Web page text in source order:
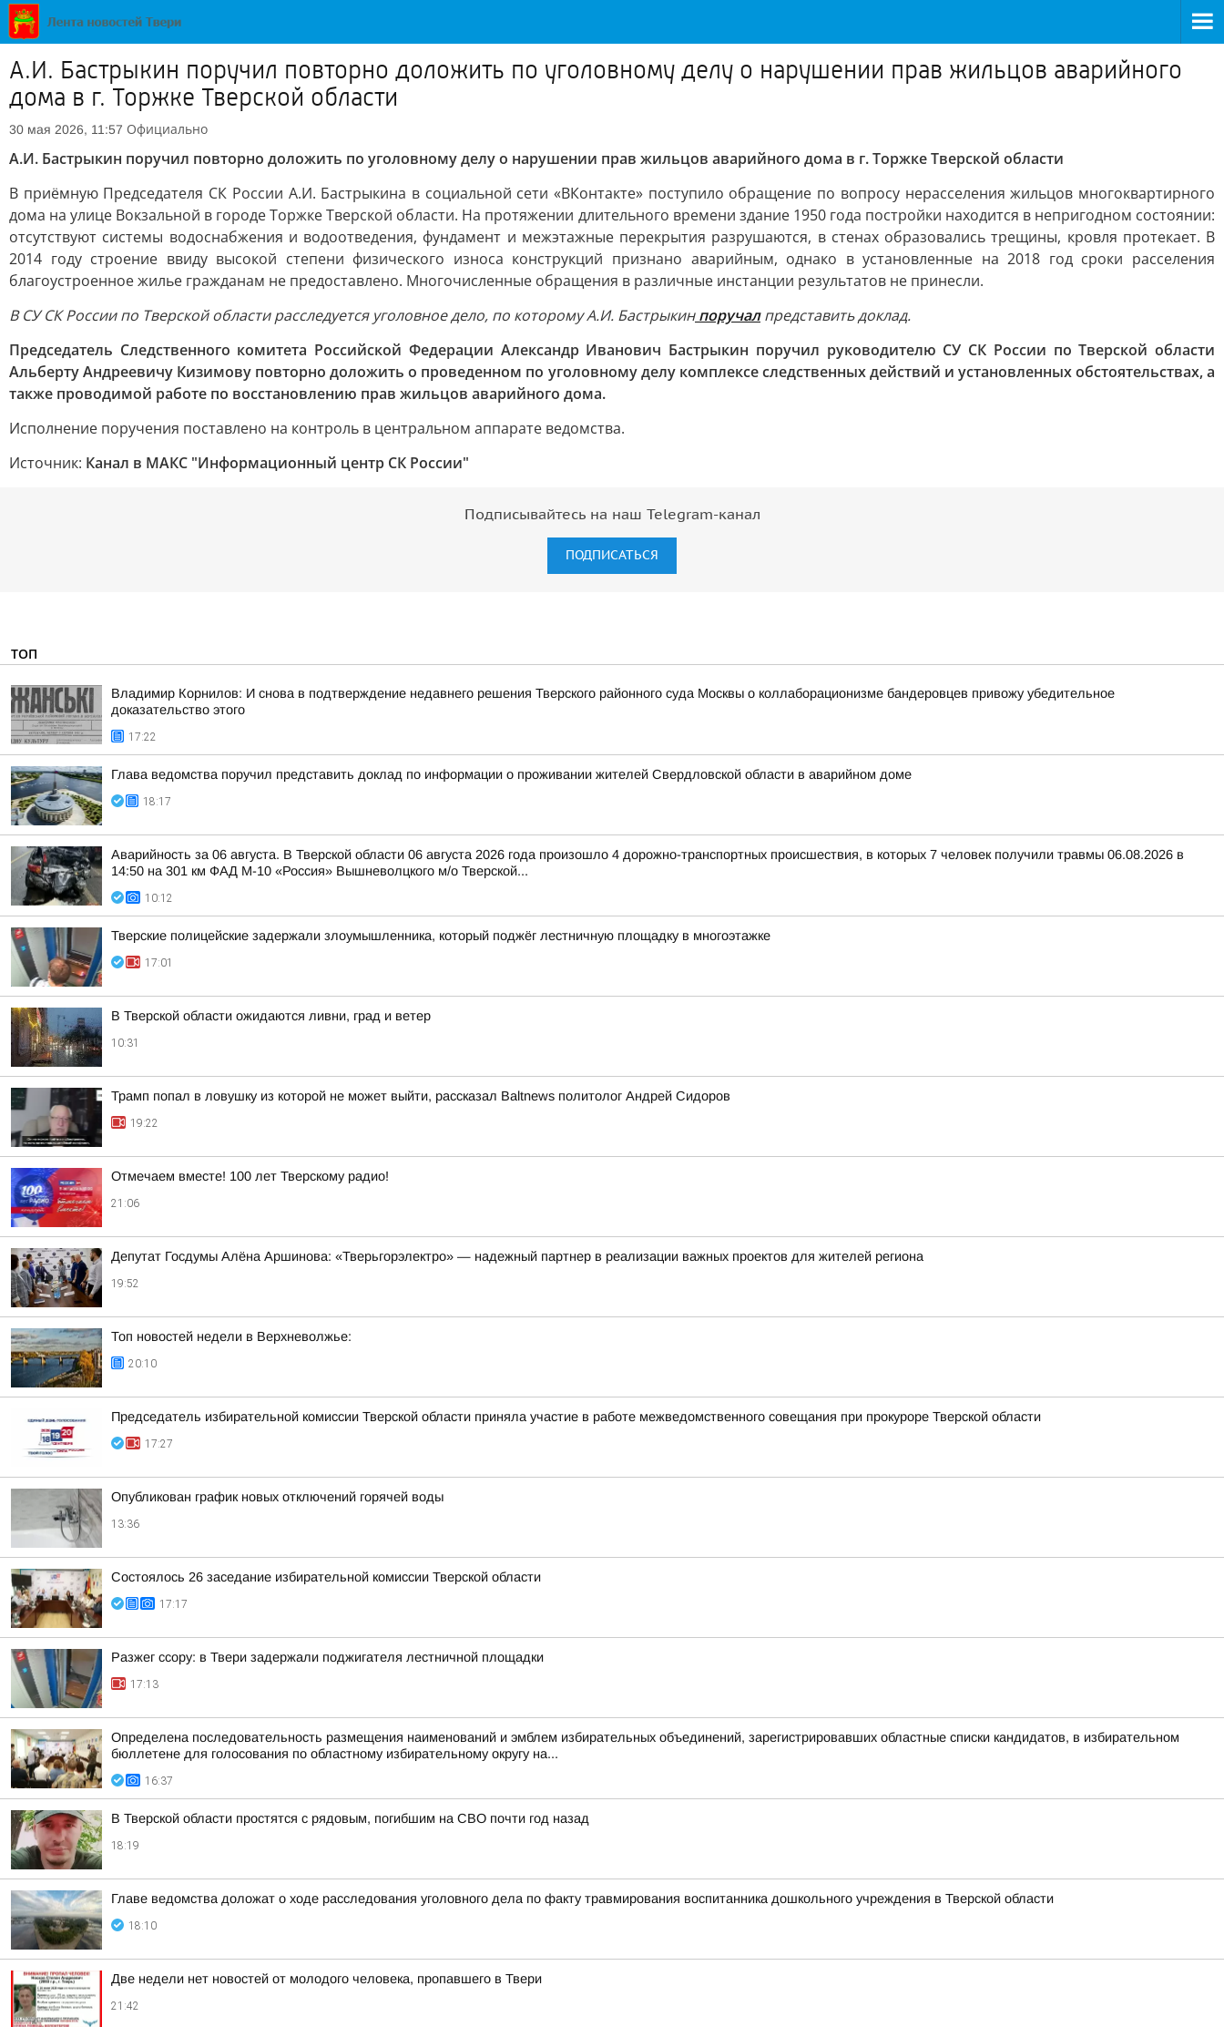
А.И. Бастрыкин поручил повторно доложить по уголовному делу о нарушении прав жильцов аварийного
дома в г. Торжке Тверской области
30 мая 2026, 11:57 Официально
А.И. Бастрыкин поручил повторно доложить по уголовному делу о нарушении прав жильцов аварийного дома в г. Торжке Тверской области
В приёмную Председателя СК России А.И. Бастрыкина в социальной сети «ВКонтакте» поступило обращение по вопросу нерасселения жильцов многоквартирного
дома на улице Вокзальной в городе Торжке Тверской области. На протяжении длительного времени здание 1950 года постройки находится в непригодном состоянии:
отсутствуют системы водоснабжения и водоотведения, фундамент и межэтажные перекрытия разрушаются, в стенах образовались трещины, кровля протекает. В
2014 году строение ввиду высокой степени физического износа конструкций признано аварийным, однако в установленные на 2018 год сроки расселения
благоустроенное жилье гражданам не предоставлено. Многочисленные обращения в различные инстанции результатов не принесли.
В СУ СК России по Тверской области расследуется уголовное дело, по которому А.И. Бастрыкинпоручалпредставить доклад.
Председатель Следственного комитета Российской Федерации Александр Иванович Бастрыкин поручил руководителю СУ СК России по Тверской области
Альберту Андреевичу Кизимову повторно доложить о проведенном по уголовному делу комплексе следственных действий и установленных обстоятельствах, а
также проводимой работе по восстановлению прав жильцов аварийного дома.
Исполнение поручения поставлено на контроль в центральном аппарате ведомства.
Источник: Канал в МАКС "Информационный центр СК России"
Подписывайтесь на наш Telegram-канал
ПОДПИСАТЬСЯ
ТОП
Владимир Корнилов: И снова в подтверждение недавнего решения Тверского районного суда Москвы о коллаборационизме бандеровцев привожу убедительное
доказательство этого
17:22
Глава ведомства поручил представить доклад по информации о проживании жителей Свердловской области в аварийном доме
18:17
Аварийность за 06 августа. В Тверской области 06 августа 2026 года произошло 4 дорожно-транспортных происшествия, в которых 7 человек получили травмы 06.08.2026 в
14:50 на 301 км ФАД М-10 «Россия» Вышневолцкого м/о Тверской...
10:12
Тверские полицейские задержали злоумышленника, который поджёг лестничную площадку в многоэтажке
17:01
В Тверской области ожидаются ливни, град и ветер
10:31
Трамп попал в ловушку из которой не может выйти, рассказал Baltnews политолог Андрей Сидоров
19:22
Отмечаем вместе! 100 лет Тверскому радио!
21:06
Депутат Госдумы Алёна Аршинова: «Тверьгорэлектро» — надежный партнер в реализации важных проектов для жителей региона
19:52
Топ новостей недели в Верхневолжье:
20:10
Председатель избирательной комиссии Тверской области приняла участие в работе межведомственного совещания при прокуроре Тверской области
17:27
Опубликован график новых отключений горячей воды
13:36
Состоялось 26 заседание избирательной комиссии Тверской области
17:17
Разжег ссору: в Твери задержали поджигателя лестничной площадки
17:13
Определена последовательность размещения наименований и эмблем избирательных объединений, зарегистрировавших областные списки кандидатов, в избирательном
бюллетене для голосования по областному избирательному округу на...
16:37
В Тверской области простятся с рядовым, погибшим на СВО почти год назад
18:19
Главе ведомства доложат о ходе расследования уголовного дела по факту травмирования воспитанника дошкольного учреждения в Тверской области
18:10
Две недели нет новостей от молодого человека, пропавшего в Твери
21:42